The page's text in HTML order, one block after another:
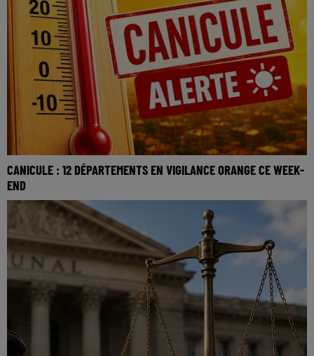
CANICULE : 12 DÉPARTEMENTS EN VIGILANCE ORANGE CE WEEK-
END